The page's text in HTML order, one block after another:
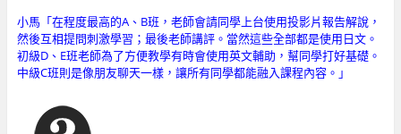
小馬「在程度最高的A、B班，老師會請同學上台使用投影片報告解說，
然後互相提問刺激學習；最後老師講評。當然這些全部都是使用日文。
初級D、E班老師為了方便教學有時會使用英文輔助，幫同學打好基礎。
中級C班則是像朋友聊天一樣，讓所有同學都能融入課程內容。 」